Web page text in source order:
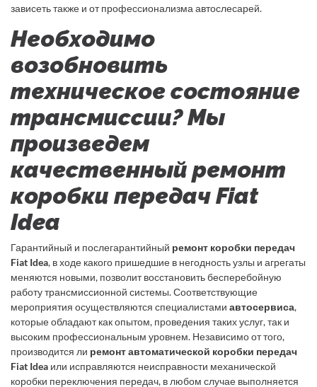
зависеть также и от профессионализма автослесарей.
Необходимо
возобновить
техническое состояние
трансмиссии? Мы
произведем
качественный ремонт
коробки передач Fiat
Idea
Гарантийный и послегарантийный ремонт коробки передач
Fiat Idea, в ходе какого пришедшие в негодность узлы и агрегаты
меняются новыми, позволит восстановить бесперебойную
работу трансмиссионной системы. Соответствующие
мероприятия осуществляются специалистами автосервиса,
которые обладают как опытом, проведения таких услуг, так и
высоким профессиональным уровнем. Независимо от того,
производится ли ремонт автоматической коробки передач
Fiat Idea или исправляются неисправности механической
коробки переключения передач, в любом случае выполняется